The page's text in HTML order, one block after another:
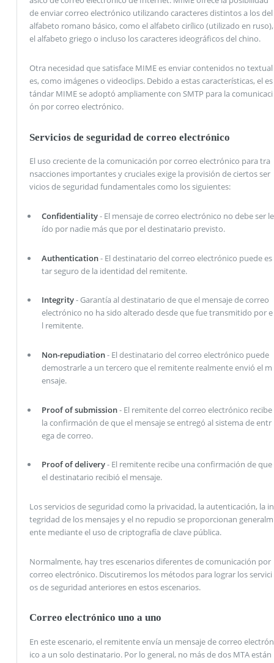
de enviar correo electrónico utilizando caracteres distintos a los del
alfabeto romano básico, como el alfabeto cirílico (utilizado en ruso),
el alfabeto griego o incluso los caracteres ideográficos del chino.
Otra necesidad que satisface MIME es enviar contenidos no textual
es, como imágenes o videoclips. Debido a estas características, el es
tándar MIME se adoptó ampliamente con SMTP para la comunicaci
ón por correo electrónico.
Servicios de seguridad de correo electrónico
El uso creciente de la comunicación por correo electrónico para tra
nsacciones importantes y cruciales exige la provisión de ciertos ser
vicios de seguridad fundamentales como los siguientes:
Confidentiality- El mensaje de correo electrónico no debe ser le
ído por nadie más que por el destinatario previsto.
Authentication- El destinatario del correo electrónico puede es
tar seguro de la identidad del remitente.
Integrity- Garantía al destinatario de que el mensaje de correo
electrónico no ha sido alterado desde que fue transmitido por e
l remitente.
Non-repudiation- El destinatario del correo electrónico puede
demostrarle a un tercero que el remitente realmente envió el m
ensaje.
Proof of submission- El remitente del correo electrónico recibe
la confirmación de que el mensaje se entregó al sistema de entr
ega de correo.
Proof of delivery- El remitente recibe una confirmación de que
el destinatario recibió el mensaje.
Los servicios de seguridad como la privacidad, la autenticación, la in
tegridad de los mensajes y el no repudio se proporcionan generalm
ente mediante el uso de criptografía de clave pública.
Normalmente, hay tres escenarios diferentes de comunicación por
correo electrónico. Discutiremos los métodos para lograr los servici
os de seguridad anteriores en estos escenarios.
Correo electrónico uno a uno
En este escenario, el remitente envía un mensaje de correo electrón
ico a un solo destinatario. Por lo general, no más de dos MTA están